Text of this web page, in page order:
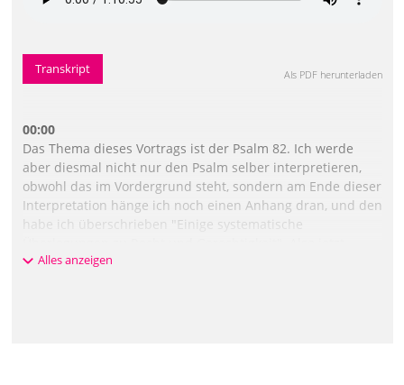
Transkript Als PDF herunterladen
00:00
Das Thema dieses Vortrags ist der Psalm 82. Ich werde
aber diesmal nicht nur den Psalm selber interpretieren,
obwohl das im Vordergrund steht, sondern am Ende dieser
Interpretation hänge ich noch einen Anhang dran, und den
habe ich überschrieben "Einige systematische
erstmal steht der Psalm lange Zeit ganz im Vordergrund.
Alles anzeigen